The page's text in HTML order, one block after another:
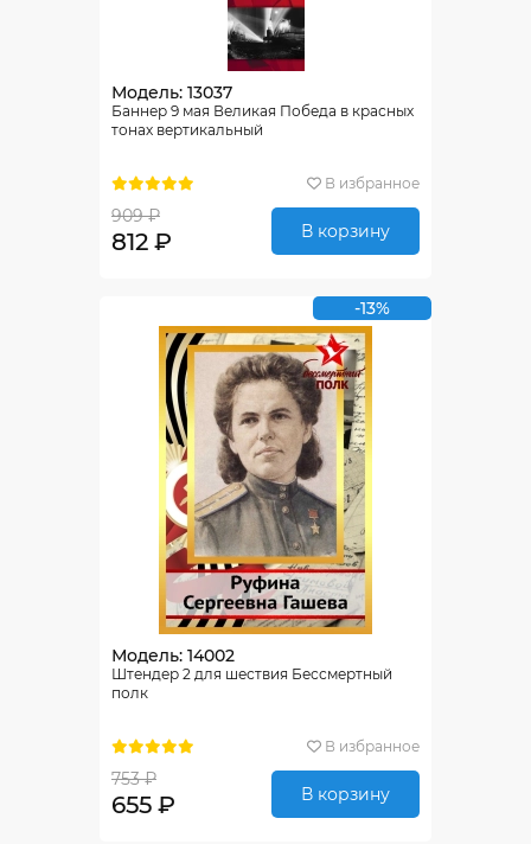
Модель: 13037
Баннер 9 мая Великая Победа в красных
тонах вертикальный
В избранное
909 ₽
812 ₽ В корзину
-13%
Модель: 14002
Штендер 2 для шествия Бессмертный
полк
В избранное
753 ₽
655 ₽ В корзину